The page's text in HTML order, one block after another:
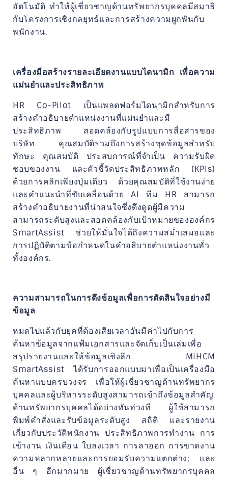
อัตโนมัติ ทำให้ผู้เชี่ยวชาญด้านทรัพยากรบุคคลมีสมาธิ
กับโครงการเชิงกลยุทธ์และการสร้างความผูกพันกับ
พนักงาน.
เครื่องมือสร้างรายละเอียดงานแบบไดนามิก เพื่อความ
แม่นยำและประสิทธิภาพ
HR Co-Pilot เป็นแพลตฟอร์มไดนามิกสำหรับการ
สร้างคำอธิบายตำแหน่งงานที่แม่นยำและมี
ประสิทธิภาพ สอดคล้องกับรูปแบบการสื่อสารของ
บริษัท คุณสมบัติรวมถึงการสร้างชุดข้อมูลสำหรับ
ทักษะ คุณสมบัติ ประสบการณ์ที่จำเป็น ความรับผิด
ชอบของงาน และตัวชี้วัดประสิทธิภาพหลัก (KPIs)
ด้วยการคลิกเพียงปุ่มเดียว ด้วยคุณสมบัติที่ใช้งานง่าย
และคำแนะนำที่ขับเคลื่อนด้วย AI ทีม HR สามารถ
สร้างคำอธิบายงานที่น่าสนใจซึ่งดึงดูดผู้มีความ
สามารถระดับสูงและสอดคล้องกับเป้าหมายขององค์กร
SmartAssist ช่วยให้มั่นใจได้ถึงความสม่ำเสมอและ
การปฏิบัติตามข้อกำหนดในคำอธิบายตำแหน่งงานทั่ว
ทั้งองค์กร.
ความสามารถในการดึงข้อมูลเพื่อการตัดสินใจอย่างมี
ข้อมูล
หมดไปแล้วกับยุคที่ต้องเสียเวลาอันมีค่าไปกับการ
ค้นหาข้อมูลจากแฟ้มเอกสารและจัดเก็บเป็นเล่มเพื่อ
สรุปรายงานและให้ข้อมูลเชิงลึก MiHCM
SmartAssist ได้รับการออกแบบมาเพื่อเป็นเครื่องมือ
ค้นหาแบบครบวงจร เพื่อให้ผู้เชี่ยวชาญด้านทรัพยากร
บุคคลและผู้บริหารระดับสูงสามารถเข้าถึงข้อมูลสำคัญ
ด้านทรัพยากรบุคคลได้อย่างทันท่วงที ผู้ใช้สามารถ
พิมพ์คำสั่งและรับข้อมูลระดับสูง สถิติ และรายงาน
เกี่ยวกับประวัติพนักงาน ประสิทธิภาพการทำงาน การ
เข้างาน เงินเดือน ใบลงเวลา การลาออก การขาดงาน
ความหลากหลายและการยอมรับความแตกต่าง; และ
อื่น ๆ อีกมากมาย ผู้เชี่ยวชาญด้านทรัพยากรบุคคล